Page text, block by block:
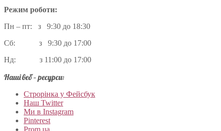
Режим роботи:
Пн – пт: з 9:30 до 18:30
Сб: з 9:30 до 17:00
Нд: з 11:00 до 17:00
Наші веб – ресурси:
Строрінка у Фейсбук
Наш Twitter
Ми в Instagram
Pinterest